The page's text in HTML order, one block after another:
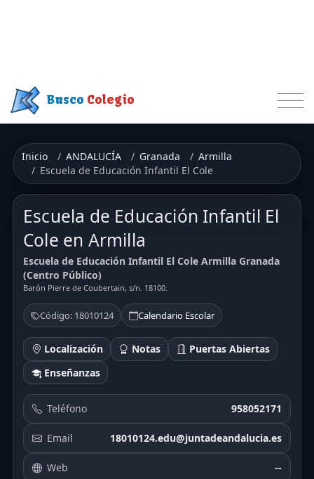
Busco Colegio
Inicio ANDALUCÍA Granada
Armilla
Escuela de Educación Infantil El Cole
Escuela de Educación Infantil El
Cole en Armilla
Escuela de Educación Infantil El Cole Armilla Granada
(Centro Público)
Barón Pierre de Coubertain, s/n. 18100.
Código: 18010124 Calendario Escolar
Localización Notas
Puertas Abiertas
Enseñanzas
Teléfono 958052171
Email 18010124.edu@juntadeandalucia.es
Web --